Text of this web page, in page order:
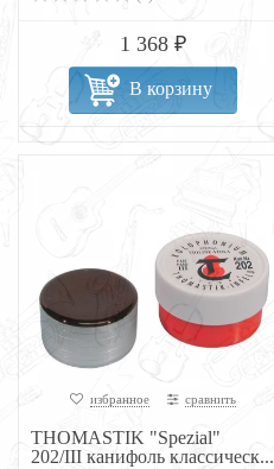
1 368 ₽
В корзину
избранное сравнить
THOMASTIK "Spezial"
202/III канифоль классическ...